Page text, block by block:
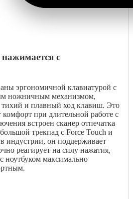
с
эргономичной клавиатурой с
ножничным механизмом,
тихий и плавный ход клавиш. Это
при длительной работе с
встроен сканер отпечатка
трекпад с Force Touch и
индустрии, он поддерживает
реагирует на силу нажатия,
ноутбуком максимально